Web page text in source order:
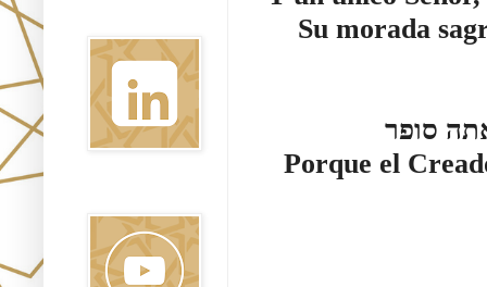
Su morada
סופר
Porque el